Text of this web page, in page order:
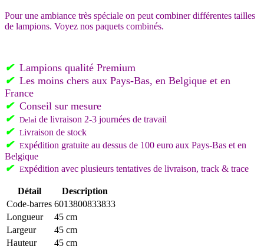
Pour une ambiance très spéciale on peut combiner différentes tailles
de lampions. Voyez nos paquets combinés.
✔ Lampions qualité Premium
✔ Les moins chers aux Pays-Bas, en Belgique et en
France
✔ Conseil sur mesure
✔
Delai de livraison 2-3 journées de travail
✔ Livraison de stock
✔ Expédition gratuite au dessus de 100 euro aux Pays-Bas et en
Belgique
✔ Expédition avec plusieurs tentatives de livraison, track & trace
Détail
Description
Code-barres 6013800833833
Longueur
45 cm
Largeur
45 cm
Hauteur
45 cm